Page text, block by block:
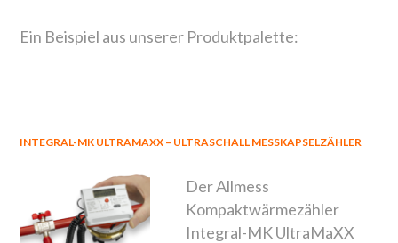
Ein Beispiel aus unserer Produktpalette:
INTEGRAL-MK ULTRAMAXX – ULTRASCHALL MESSKAPSELZÄHLER
Der Allmess
Kompaktwärmezähler
Integral-MK UltraMaXX